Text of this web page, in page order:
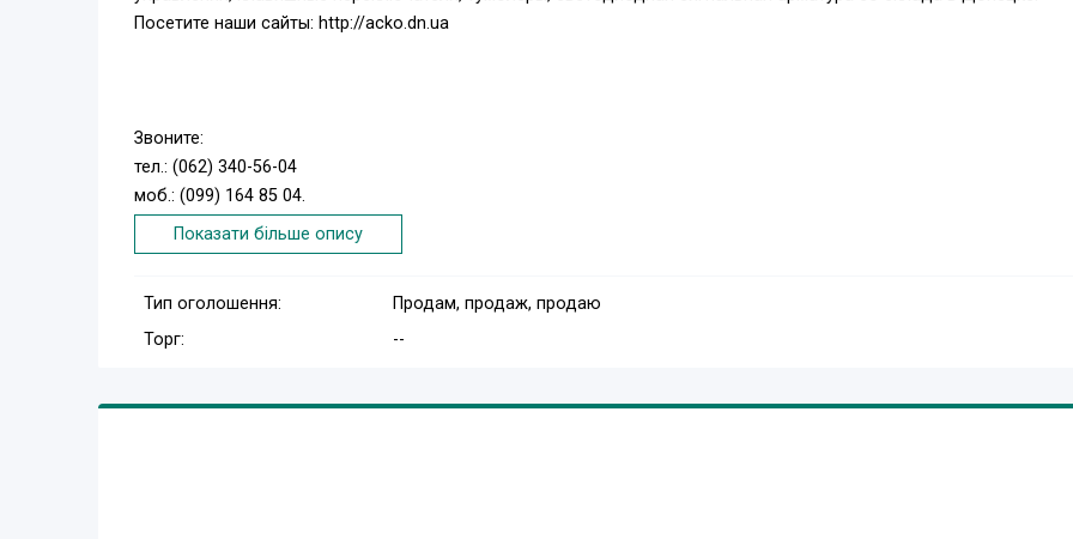
Посетите наши сайты: http://acko.dn.ua
Звоните:
тел.: (062) 340-56-04
моб.: (099) 164 85 04.
Пишите: energo00@mail.ua
Показати більше опису
Тип оголошення:
Продам, продаж, продаю
Торг:
--